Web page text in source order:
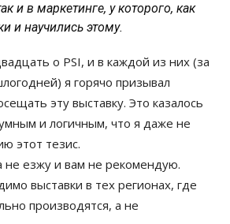
и в маркетинге, у которого, как
и научились этому.
о PSI, и в каждой из них (за
я горячо призывал
эту выставку. Это казалось
и логичным, что я даже не
этот тезис.
не езжу и вам не рекомендую.
выставки в тех регионах, где
производятся, а не